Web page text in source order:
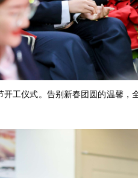
工仪式。告别新春团圆的温馨